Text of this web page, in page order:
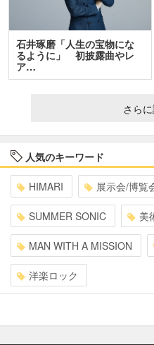
石井琢磨「人生の宝物にな
るように」 初披露曲やレ
ア…
さら
人気のキーワード
HIMARI 展示会/博覧
SUMMER SONIC 美
MAN WITH A MISSION
洋楽ロック